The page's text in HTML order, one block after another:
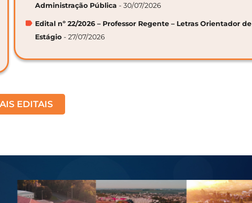
Administração Pública - 30/07/2026
Edital nº 22/2026 – Professor Regente – Letras Orientador de
Estágio - 27/07/2026
EDITAIS